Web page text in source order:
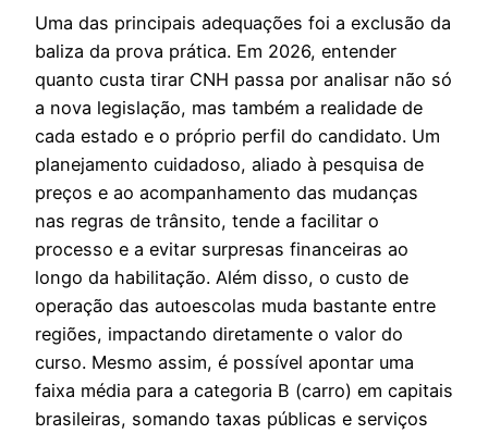
Uma das principais adequações foi a exclusão da
baliza da prova prática. Em 2026, entender
quanto custa tirar CNH passa por analisar não só
a nova legislação, mas também a realidade de
cada estado e o próprio perfil do candidato. Um
planejamento cuidadoso, aliado à pesquisa de
preços e ao acompanhamento das mudanças
nas regras de trânsito, tende a facilitar o
processo e a evitar surpresas financeiras ao
longo da habilitação. Além disso, o custo de
operação das autoescolas muda bastante entre
regiões, impactando diretamente o valor do
curso. Mesmo assim, é possível apontar uma
faixa média para a categoria B (carro) em capitais
brasileiras, somando taxas públicas e serviços